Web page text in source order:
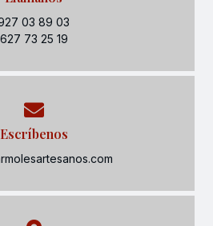
03 89 03
627 73 25 19
Escríbenos